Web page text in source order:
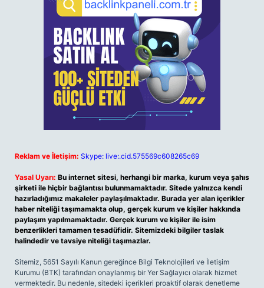
Reklam ve İletişim: Skype: live:.cid.575569c608265c69
Yasal Uyarı: Bu internet sitesi, herhangi bir marka, kurum veya şahıs
şirketi ile hiçbir bağlantısı bulunmamaktadır. Sitede yalnızca kendi
hazırladığımız makaleler paylaşılmaktadır. Burada yer alan içerikler
haber niteliği taşımamakta olup, gerçek kurum ve kişiler hakkında
paylaşım yapılmamaktadır. Gerçek kurum ve kişiler ile isim
benzerlikleri tamamen tesadüfidir. Sitemizdeki bilgiler taslak
halindedir ve tavsiye niteliği taşımazlar.
Sitemiz, 5651 Sayılı Kanun gereğince Bilgi Teknolojileri ve İletişim
Kurumu (BTK) tarafından onaylanmış bir Yer Sağlayıcı olarak hizmet
vermektedir. Bu nedenle, sitedeki içerikleri proaktif olarak denetleme